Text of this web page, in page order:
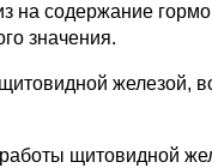
на содержание
значения.
железой,
щитовидной